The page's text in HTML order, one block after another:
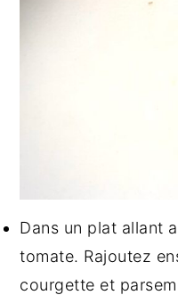
Dans un plat allant
tomate. Rajoutez
courgette et